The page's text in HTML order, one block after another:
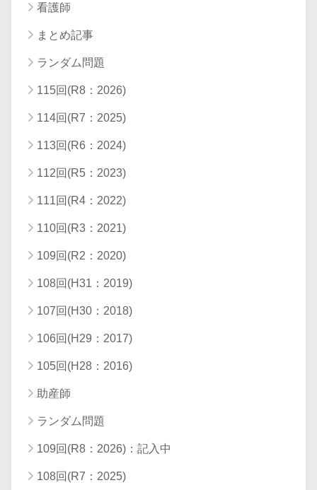
健やか親子２１（第２次）について
看護師
まとめ記事
ランダム問題
115回(R8：2026)
114回(R7：2025)
113回(R6：2024)
112回(R5：2023)
111回(R4：2022)
110回(R3：2021)
109回(R2：2020)
108回(H31：2019)
107回(H30：2018)
106回(H29：2017)
105回(H28：2016)
助産師
ランダム問題
109回(R8：2026)：記入中
108回(R7：2025)